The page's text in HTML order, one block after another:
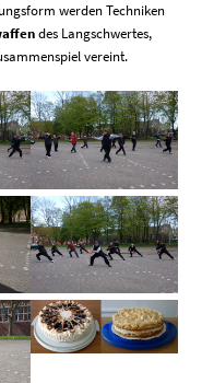
werden Techniken
des Langschwertes,
vereint.